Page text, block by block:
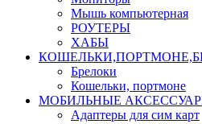
Мышь компьютерная
РОУТЕРЫ
ХАБЫ
Брелоки
Кошельки, портмоне
МОБИЛЬНЫЕ
Адаптеры для сим карт